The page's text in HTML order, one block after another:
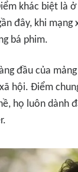
khác biệt là
đây, khi
bá phim.
đầu của
hội. Điểm
họ luôn dành